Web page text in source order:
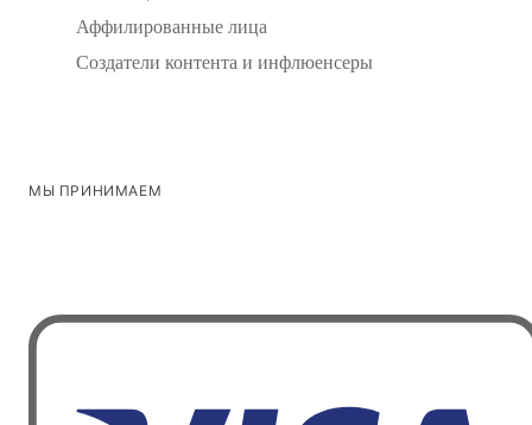
Аффилированные лица
Создатели контента и инфлюенсеры
МЫ ПРИНИМАЕМ